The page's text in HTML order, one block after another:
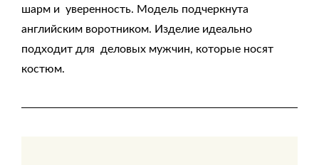
шарм и уверенность. Модель подчеркнута
английским воротником. Изделие идеально
подходит для деловых мужчин, которые носят
костюм.